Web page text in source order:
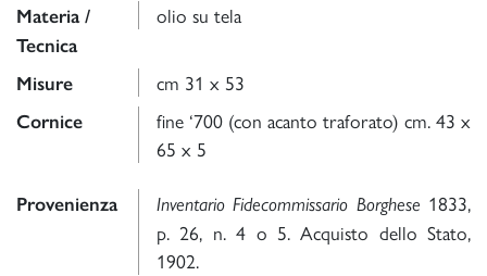
Materia /
Tecnica
olio su tela
Misure cm 31 x 53
Cornice
fine ‘700 (con acanto traforato) cm. 43 x
65 x 5
Provenienza Inventario Fidecommissario Borghese 1833,
p. 26, n. 4 o 5. Acquisto dello Stato,
1902.